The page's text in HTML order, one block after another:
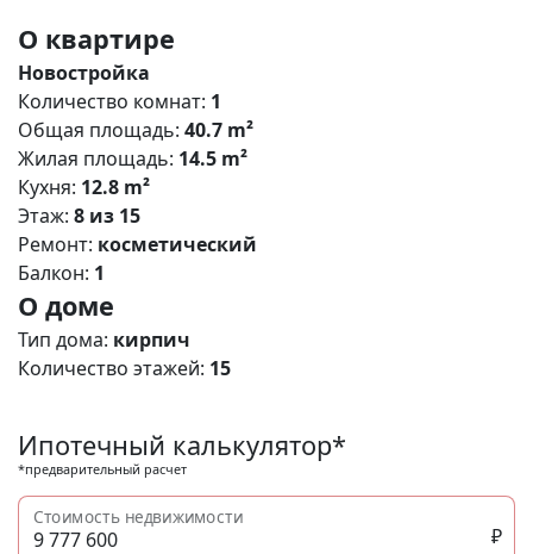
О квартире
Новостройка
Количество комнат: 1
Общая площадь: 40.7 m²
Жилая площадь: 14.5 m²
Кухня: 12.8 m²
Этаж: 8 из 15
Ремонт: косметический
Балкон: 1
О доме
Тип дома: кирпич
Количество этажей: 15
Ипотечный калькулятор*
*предварительный расчет
Стоимость недвижимости
₽